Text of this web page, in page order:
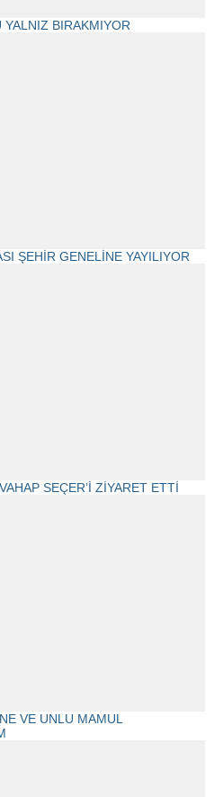
YALNIZ BIRAKMIYOR
ŞEHİR GENELİNE YAYILIYOR
SEÇER’İ ZİYARET ETTİ
VE UNLU MAMUL